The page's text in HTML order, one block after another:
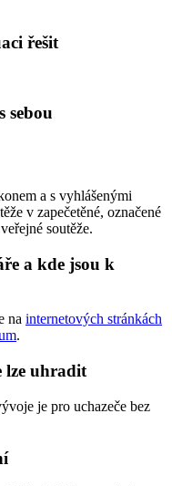
řešit
sebou
a s vyhlášenými
v zapečetěné, označené
soutěže.
a kde jsou k
na internetových stránkách
.
lze uhradit
je pro uchazeče bez